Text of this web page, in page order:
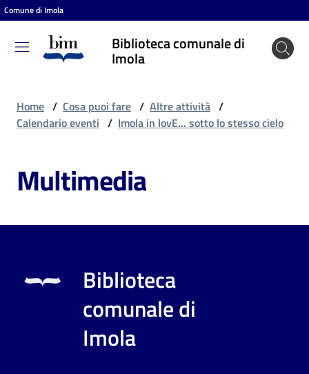
Vai al contenuto
Vai alla navigazione
Vai al footer
Comune di Imola
Biblioteca comunale di
Imola
Biblioteca
comunale
puoi
Home / Cosa puoi fare / Altre attività /
Calendario eventi / Imola in lovE... sotto lo stesso cielo
Multimedia
Biblioteca
comunale di
Imola